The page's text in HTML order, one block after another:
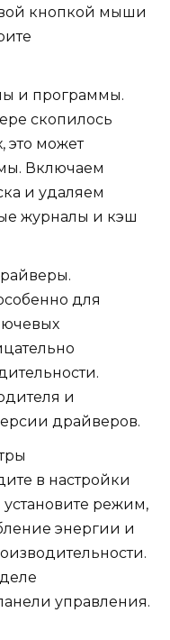
кнопкой мыши
и программы.
скопилось
это может
Включаем
и удаляем
журналы и кэш
для
и
драйверов.
в настройки
режим,
энергии и
управления.